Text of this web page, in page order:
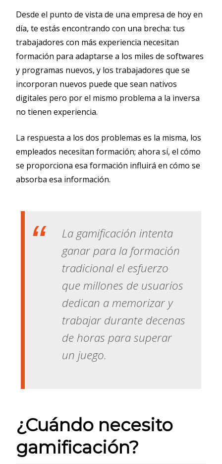
Desde el punto de vista de una empresa de hoy en
día, te estás encontrando con una brecha: tus
trabajadores con más experiencia necesitan
formación para adaptarse a los miles de softwares
y programas nuevos, y los trabajadores que se
incorporan nuevos puede que sean nativos
digitales pero por el mismo problema a la inversa
no tienen experiencia.
La respuesta a los dos problemas es la misma, los
empleados necesitan formación; ahora sí, el cómo
se proporciona esa formación influirá en cómo se
absorba esa información.
La gamificación intenta
ganar para la formación
tradicional el esfuerzo
que millones de usuarios
dedican a memorizar y
trabajar durante decenas
de horas para superar
un juego.
¿Cuándo necesito
gamificación?